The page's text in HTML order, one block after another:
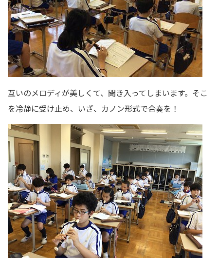
互いのメロディが美しくて、聞き入ってしまいます。そこ
を冷静に受け止め、いざ、カノン形式で合奏を！